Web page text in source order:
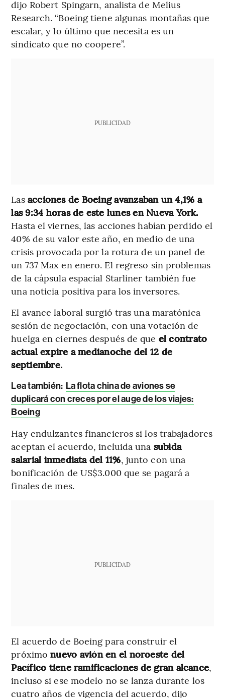
dijo Robert Spingarn, analista de Melius
Research. “Boeing tiene algunas montañas que
escalar, y lo último que necesita es un
sindicato que no coopere”.
PUBLICIDAD
Las acciones de Boeing avanzaban un 4,1% a
las 9:34 horas de este lunes en Nueva York.
Hasta el viernes, las acciones habían perdido el
40% de su valor este año, en medio de una
crisis provocada por la rotura de un panel de
un 737 Max en enero. El regreso sin problemas
de la cápsula espacial Starliner también fue
una noticia positiva para los inversores.
El avance laboral surgió tras una maratónica
sesión de negociación, con una votación de
huelga en ciernes después de que el contrato
actual expire a medianoche del 12 de
septiembre.
Lea también: La flota china de aviones se
duplicará con creces por el auge de los viajes:
Boeing
Hay endulzantes financieros si los trabajadores
aceptan el acuerdo, incluida una subida
salarial inmediata del 11%, junto con una
bonificación de US$3.000 que se pagará a
finales de mes.
PUBLICIDAD
El acuerdo de Boeing para construir el
próximonuevo avión en el noroeste del
Pacífico tiene ramificaciones de gran alcance,
incluso si ese modelo no se lanza durante los
cuatro años de vigencia del acuerdo, dijo